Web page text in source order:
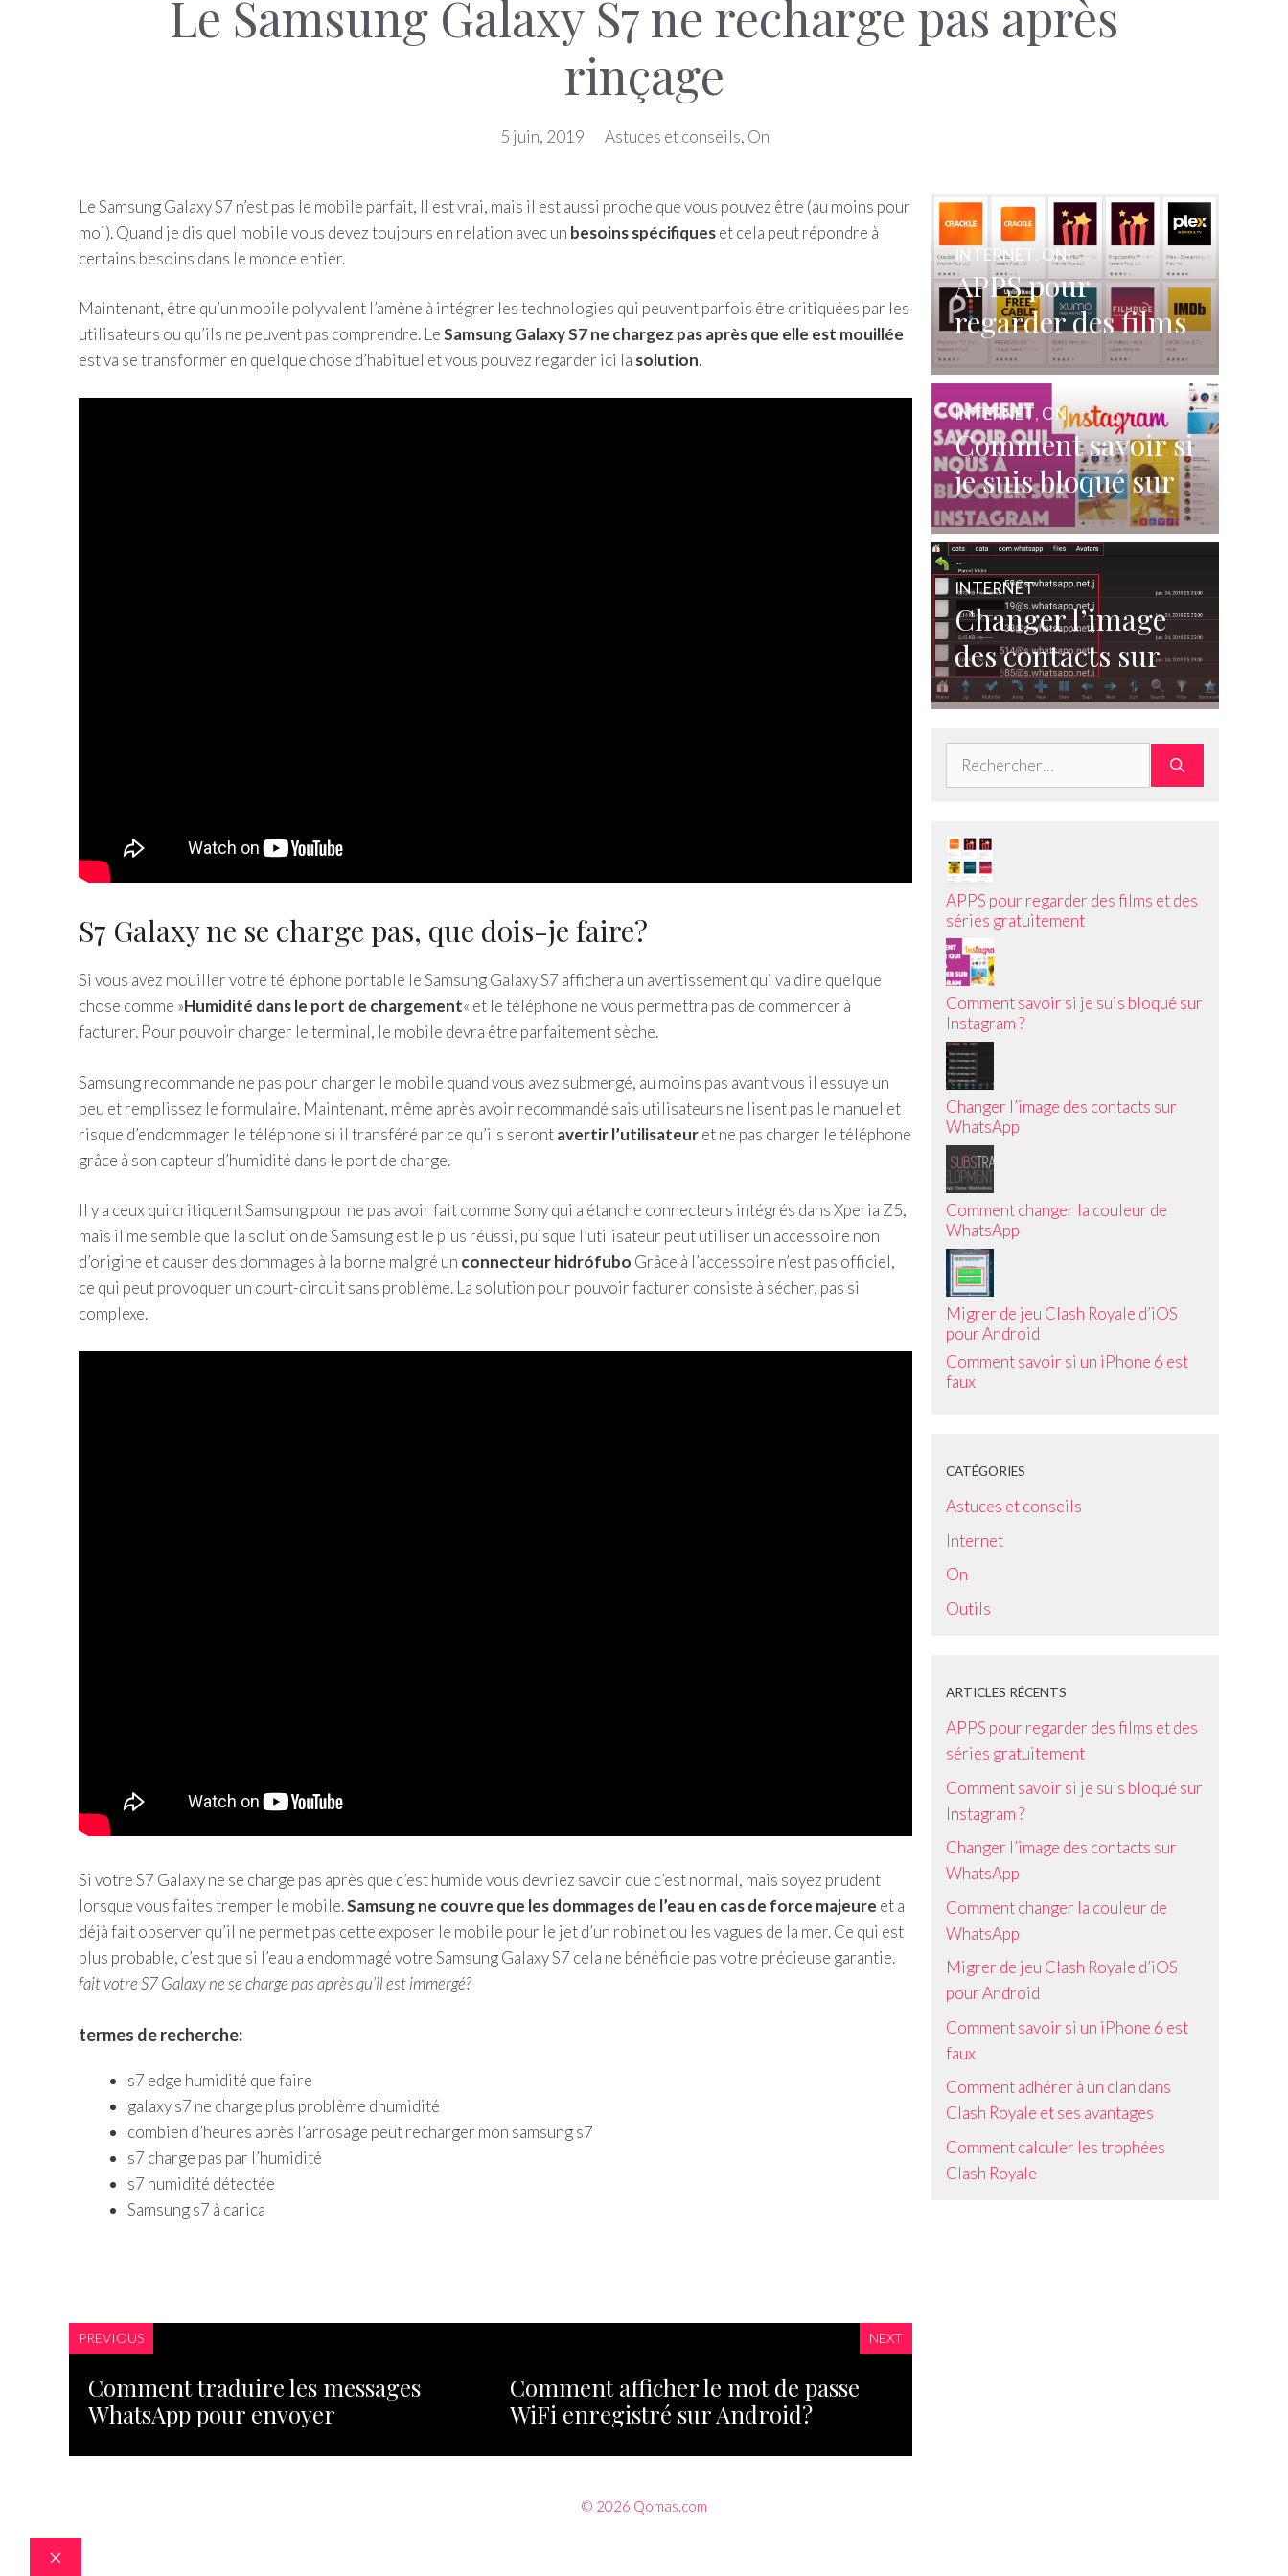
Le Samsung Galaxy S7 ne recharge pas après
rinçage
5 juin, 2019 Astuces et conseils, On
Le Samsung Galaxy S7 n’est pas le mobile parfait, Il est vrai, mais il est aussi proche que vous pouvez être (au moins pour
moi). Quand je dis quel mobile vous devez toujours en relation avec un besoins spécifiqueset cela peut répondre à
certains besoins dans le monde entier.
Maintenant, être qu’un mobile polyvalent l’amène à intégrer les technologies qui peuvent parfois être critiquées par les
utilisateurs ou qu’ils ne peuvent pas comprendre. LeSamsung Galaxy S7 ne chargez pas après que elle est mouillée
est va se transformer en quelque chose d’habituel et vous pouvez regarder ici la solution.
S7 Galaxy ne se charge pas, que dois-je faire?
Si vous avez mouiller votre téléphone portable le Samsung Galaxy S7 affichera un avertissement qui va dire quelque
chose comme »Humidité dans le port de chargement« et le téléphone ne vous permettra pas de commencer à
facturer. Pour pouvoir charger le terminal, le mobile devra être parfaitement sèche.
Samsung recommande ne pas pour charger le mobile quand vous avez submergé, au moins pas avant vous il essuye un
peu et remplissez le formulaire. Maintenant, même après avoir recommandé sais utilisateurs ne lisent pas le manuel et
risque d’endommager le téléphone si il transféré par ce qu’ils serontavertir l’utilisateuret ne pas charger le téléphone
grâce à son capteur d’humidité dans le port de charge.
Il y a ceux qui critiquent Samsung pour ne pas avoir fait comme Sony qui a étanche connecteurs intégrés dans Xperia Z5,
mais il me semble que la solution de Samsung est le plus réussi, puisque l’utilisateur peut utiliser un accessoire non
d’origine et causer des dommages à la borne malgré un connecteur hidrófubo Grâce à l’accessoire n’est pas officiel,
ce qui peut provoquer un court-circuit sans problème. La solution pour pouvoir facturer consiste à sécher, pas si
complexe.
Si votre S7 Galaxy ne se charge pas après que c’est humide vous devriez savoir que c’est normal, mais soyez prudent
lorsque vous faites tremper le mobile.Samsung ne couvre que les dommages de l’eau en cas de force majeure et a
déjà fait observer qu’il ne permet pas cette exposer le mobile pour le jet d’un robinet ou les vagues de la mer. Ce qui est
plus probable, c’est que si l’eau a endommagé votre Samsung Galaxy S7 cela ne bénéficie pas votre précieuse garantie.
fait votre S7 Galaxy ne se charge pas après qu’il est immergé?
termes de recherche:
s7 edge humidité que faire
galaxy s7 ne charge plus problème dhumidité
combien d’heures après l’arrosage peut recharger mon samsung s7
s7 charge pas par l’humidité
s7 humidité détectée
Samsung s7 à carica
PREVIOUS
Comment traduire les messages
WhatsApp pour envoyer
NEXT
Comment afficher le mot de passe
WiFi enregistré sur Android?
APPS pour
regarder des films
et des séries
gratuitement
INTERNET ON
Comment savoir si
je suis bloqué sur
Instagram ?
INTERNET, ON
Changer l’image
des contacts sur
WhatsApp
INTERNET
Rechercher :
APPS pour regarder des films et des
séries gratuitement
Comment savoir si je suis bloqué sur
Instagram ?
Changer l’image des contacts sur
WhatsApp
Comment changer la couleur de
WhatsApp
Migrer de jeu Clash Royale d’iOS
pour Android
Comment savoir si un iPhone 6 est
faux
CATÉGORIES
Astuces et conseils
Internet
On
Outils
ARTICLES RÉCENTS
APPS pour regarder des films et des
séries gratuitement
Comment savoir si je suis bloqué sur
Instagram ?
Changer l’image des contacts sur
WhatsApp
Comment changer la couleur de
WhatsApp
Migrer de jeu Clash Royale d’iOS
pour Android
Comment savoir si un iPhone 6 est
faux
Comment adhérer à un clan dans
Clash Royale et ses avantages
Comment calculer les trophées
Clash Royale
© 2026 Qomas.com